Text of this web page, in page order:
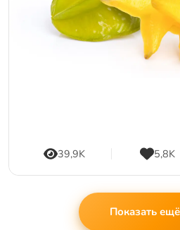
39,9K 5,8K
Показать ещё